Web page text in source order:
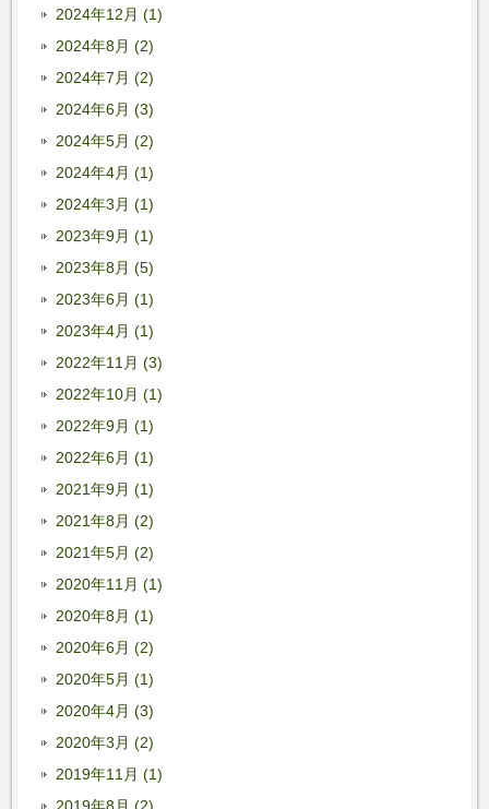
2024年12月 (1)
2024年8月 (2)
2024年7月 (2)
2024年6月 (3)
2024年5月 (2)
2024年4月 (1)
2024年3月 (1)
2023年9月 (1)
2023年8月 (5)
2023年6月 (1)
2023年4月 (1)
2022年11月 (3)
2022年10月 (1)
2022年9月 (1)
2022年6月 (1)
2021年9月 (1)
2021年8月 (2)
2021年5月 (2)
2020年11月 (1)
2020年8月 (1)
2020年6月 (2)
2020年5月 (1)
2020年4月 (3)
2020年3月 (2)
2019年11月 (1)
2019年8月 (2)